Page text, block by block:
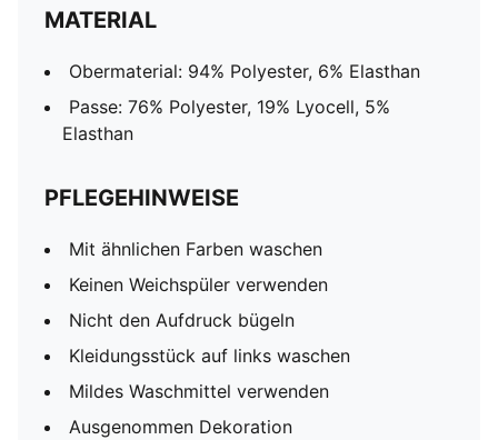
MATERIAL
Obermaterial: 94% Polyester, 6% Elasthan
Passe: 76% Polyester, 19% Lyocell, 5%
Elasthan
PFLEGEHINWEISE
Mit ähnlichen Farben waschen
Keinen Weichspüler verwenden
Nicht den Aufdruck bügeln
Kleidungsstück auf links waschen
Mildes Waschmittel verwenden
Ausgenommen Dekoration